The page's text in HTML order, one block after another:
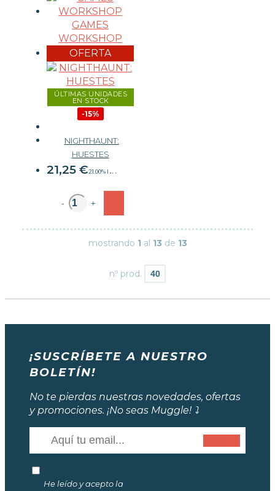
GAMES
WORKSHOP
OFERTA
ÚLTIMAS UNIDADES
EN STOCK
-15%
NIGHTHAUNT:
HUESTES
21,25 €21.00% IVA
- +
mostrando 1al 13 de 13
nº prod.
¡SUSCRÍBETE A NUESTRO
BOLETÍN!
No te pierdas nuestras novedades, ofertas
y promociones. ¡No seas Muggle! ⤵️
He leído y acepto la